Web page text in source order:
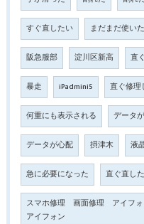
すぐ直したい まだまだ使い
阪急服部 淀川区新高 直
暴走 iPadmini5 直ぐ修理
何重にも表示される データ
データが心配 摂津木 液
急に必要になった 直ぐ直し
スマホ修理 画面修理 アイフ
アイフォン